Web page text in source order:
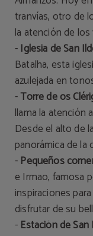
tranvías, otro de
la atención de
-Iglesia de San
Batalha, esta
azulejada en
-Torre de os
llama la atención
Desde el alto de
panorámica de la
-Pequeños
e Irmao, famosa
inspiraciones
disfrutar de su
-Estación de